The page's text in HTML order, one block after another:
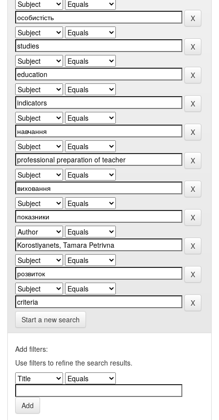
Start a new search
Add filters:
Use filters to refine the search results.